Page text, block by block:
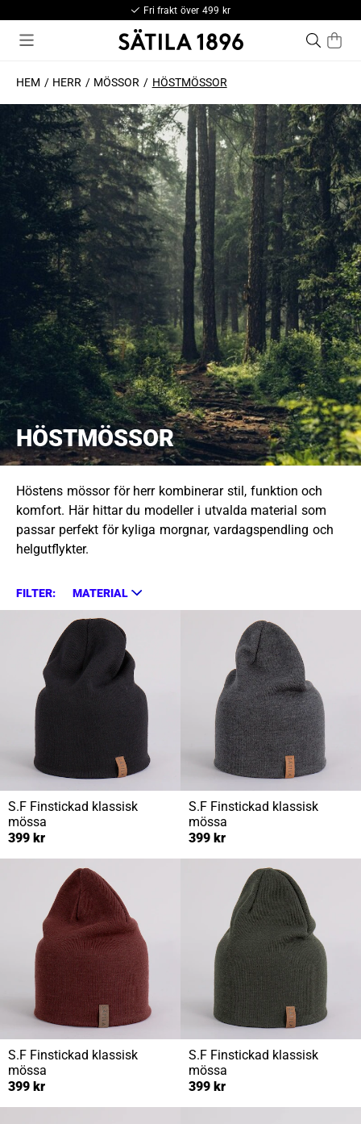
Fri frakt över 499 kr
HEM HERR MÖSSOR HÖSTMÖSSOR
HÖSTMÖSSOR
Höstens mössor för herr kombinerar stil, funktion och
komfort. Här hittar du modeller i utvalda material som
passar perfekt för kyliga morgnar, vardagspendling och
helgutflykter.
FILTER: MATERIAL
S.F Finstickad klassisk
mössa
399 kr
S.F Finstickad klassisk
mössa
399 kr
S.F Finstickad klassisk
mössa
399 kr
S.F Finstickad klassisk
mössa
399 kr